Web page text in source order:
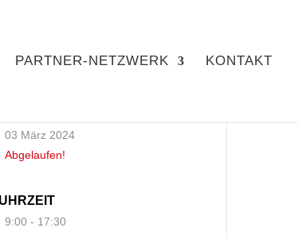
PARTNER-NETZWERK KONTAKT
03 März 2024
Abgelaufen!
UHRZEIT
9:00 - 17:30